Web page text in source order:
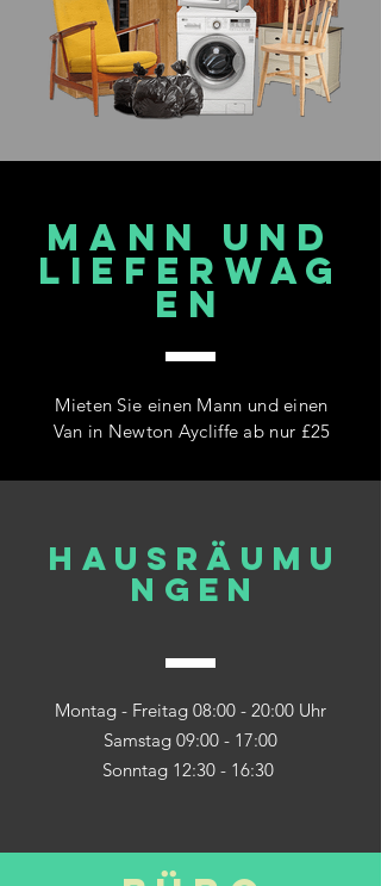
MANN UND
LIEFERWAG
EN
Mieten Sie einen Mann und einen
Van in Newton Aycliffe ab nur £25
Hausräumu
ngen
Montag - Freitag 08:00 - 20:00 Uhr
Samstag 09:00 - 17:00
Sonntag 12:30 - 16:30